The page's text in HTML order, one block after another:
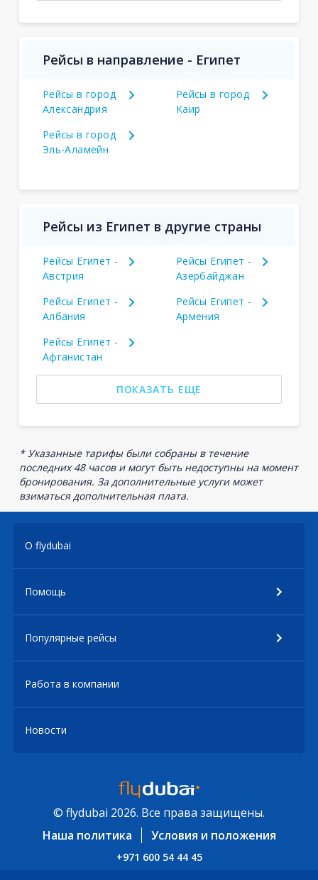
Рейсы в направление - Египет
Рейсы в город
Александрия
Рейсы в город
Каир
Рейсы в город
Эль-Аламейн
Рейсы из Египет в другие страны
Рейсы Египет -
Австрия
Рейсы Египет -
Азербайджан
Рейсы Египет -
Албания
Рейсы Египет -
Армения
Рейсы Египет -
Афганистан
ПОКАЗАТЬ ЕЩЕ
* Указанные тарифы были собраны в течение
последних 48 часов и могут быть недоступны на момент
бронирования. За дополнительные услуги может
взиматься дополнительная плата.
О flydubai
Помощь
Популярные рейсы
Работа в компании
Новости
© flydubai 2026. Все права защищены.
Наша политика
Условия и положения
+971 600 54 44 45